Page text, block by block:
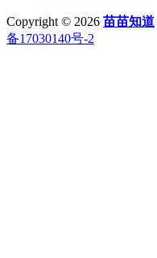
Copyright © 2026 苗苗知道
备17030140号-2